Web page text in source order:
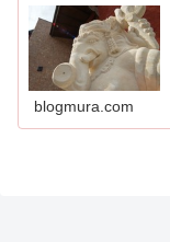
blogmura.com